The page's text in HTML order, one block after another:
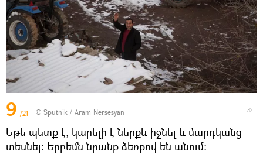
9 /21 © Sputnik / Aram Nersesyan
Եթե պետք է, կարելի է ներքև իջնել և մարդկանց
տեսնել։ Երբեմն նրանք ձեռքով են անում։